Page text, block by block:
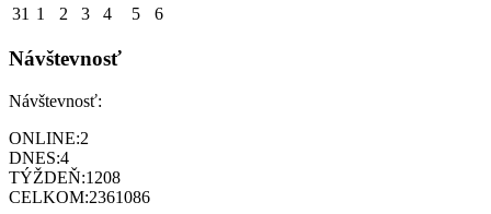
31 1 2 3 4 5 6
Návštevnosť
Návštevnosť:
ONLINE:2
DNES:4
TÝŽDEŇ:1208
CELKOM:2361086